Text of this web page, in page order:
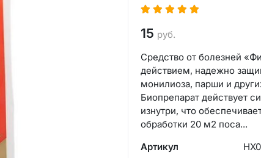
15 руб.
Средство от болезней
действием, надежно
монилиоза, парши и
Биопрепарат действует
изнутри, что
обработки 20 м2 поса...
Артикул